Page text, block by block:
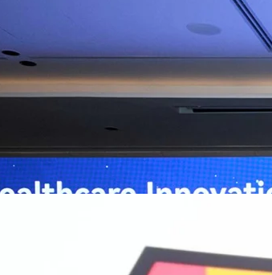
เดินหน้าปฏิวัติวงการสาธารณสุขไทยด้วย
งเครื่อง AI เพื่อการแพทย์ในประเทศไทย
7 สิงหาคม 2569 — หัวเว่ย จัดงาน “Huawei AI+
Digital & AI Summit 2026 รวมผู้นำด้านนโยบายสาธา
นเทคโนโลยีจากไทยและจีน ร่วมขับเคลื่อนอนาคตของร
ะดิษฐ์ (AI) พร้อมประกาศความร่วมมือครั้งสำคัญเพื่อยก
ย่างเป็นทางการ นายปีเตอร์ จาง ประธานกลุ่มธุรกิจการ
นโลยี่ จำกัด ได้กล่าวถึงความมุ่งมั่นของหัวเว่ยในการสนั
ไทย และบทบาทของเทคโนโลยี AI ในการยกระดับคุณภ
ด้อย่างทั่วถึงมากขึ้น ภายใต้แนวคิด “AI for Health,
ปลงอุตสาหกรรมสาธารณสุขอย่างรวดเร็ว หัวเว่ยมีป
ในจีน เราเชื่อมั่นว่าความร่วมมือระหว่างหัวเว่ยกับพันธมิ
Revenue เร่งเครื่อง New Growth